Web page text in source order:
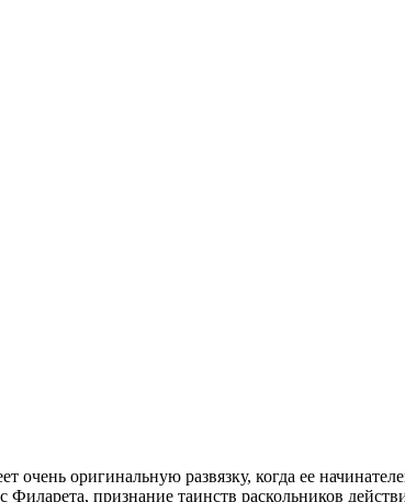
оригинальную развязку, когда ее
признание таинств раскольников